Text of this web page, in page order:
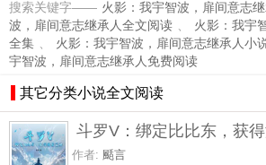
搜索关键字—— 火影：我宇智波，扉间意志
波，扉间意志继承人全文阅读 、
火影：我宇
全集 、 火影：我宇智波，扉间意志继承人小
宇智波，扉间意志继承人免费阅读
其它分类小说全文阅读
斗罗V：绑定比比东，获
作者: 颳言